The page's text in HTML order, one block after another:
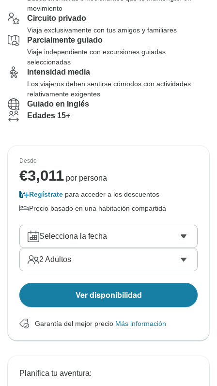
movimiento
Circuito privado
Viaja exclusivamente con tus amigos y familiares
Parcialmente guiado
Viaje independiente con excursiones guiadas
seleccionadas
Intensidad media
Los viajeros deben sentirse cómodos con actividades
relativamente exigentes
Guiado en Inglés
Edades 15+
Desde
€3,011 por persona
Regístrate para acceder a los descuentos
Precio basado en una habitación compartida
Selecciona la fecha
2 Adultos
Ver disponibilidad
Garantía del mejor precio Más información
Planifica tu aventura: